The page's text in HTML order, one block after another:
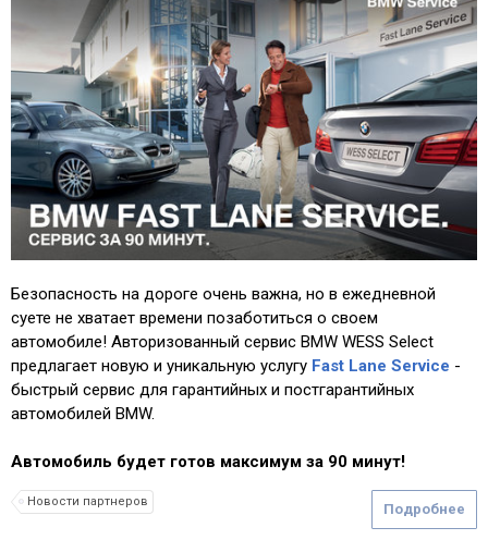
Безопасность на дороге очень важна, но в ежедневной
суете не хватает времени позаботиться о своем
автомобиле! Авторизованный сервис BMW WESS Select
предлагает новую и уникальную услугу Fast Lane Service -
быстрый сервис для гарантийных и постгарантийных
автомобилей BMW.
Автомобиль будет готов максимум за 90 минут!
Подробнее
Новости партнеров